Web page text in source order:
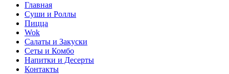
Главная
Суши и Роллы
Пицца
Wok
Салаты и Закуски
Сеты и Комбо
Напитки и Десерты
Контакты